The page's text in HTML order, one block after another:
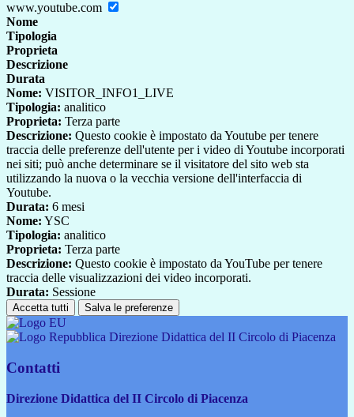
www.youtube.com
Nome
Tipologia
Proprieta
Descrizione
Durata
Nome: VISITOR_INFO1_LIVE
Tipologia: analitico
Proprieta: Terza parte
Descrizione: Questo cookie è impostato da Youtube per tenere
traccia delle preferenze dell'utente per i video di Youtube incorporati
nei siti; può anche determinare se il visitatore del sito web sta
utilizzando la nuova o la vecchia versione dell'interfaccia di
Youtube.
Durata: 6 mesi
Nome: YSC
Tipologia: analitico
Proprieta: Terza parte
Descrizione: Questo cookie è impostato da YouTube per tenere
traccia delle visualizzazioni dei video incorporati.
Durata: Sessione
Accetta tutti Salva le preferenze
Direzione Didattica del II Circolo di Piacenza
Contatti
Direzione Didattica del II Circolo di Piacenza